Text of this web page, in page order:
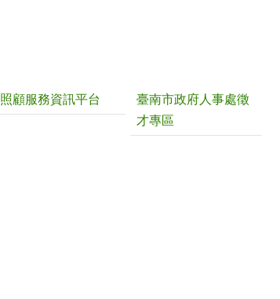
照顧服務資訊平台
臺南市政府人事處徵
才專區